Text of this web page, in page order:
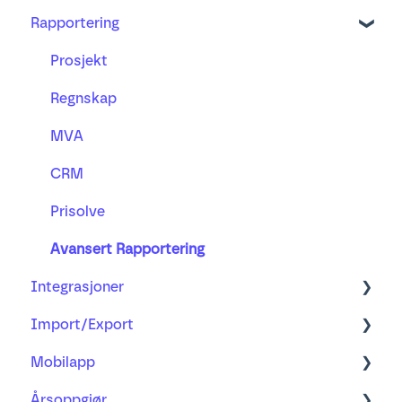
Valuta
Fagartikler
Oversikt
Risikovurderinger
Annet
Lager og logistikk
E-post
Filer
Kalender
Rapportering
Prosjekt
Regnskap
MVA
CRM
Prisolve
Avansert Rapportering
Integrasjoner
Våre integrasjoner
Import/Export
Import
Mobilapp